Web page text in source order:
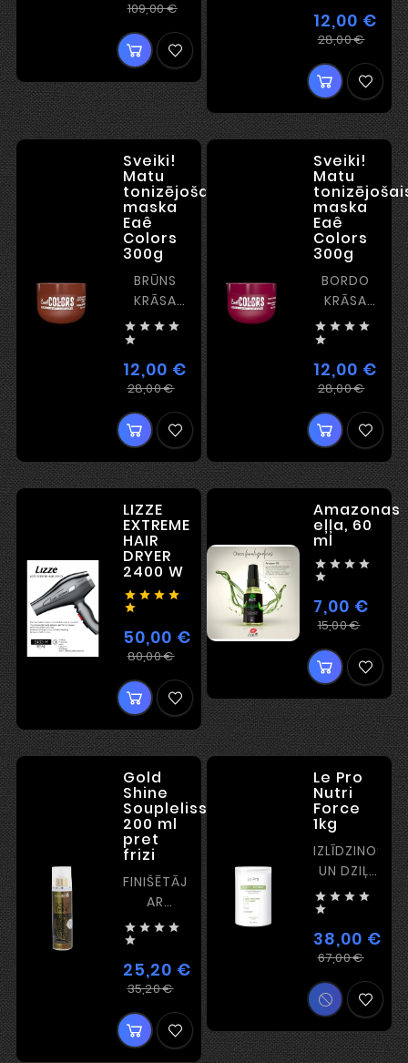
109,00 €
Ierastā
cena
Cena
NEDĒĻAS
12,00 €
28,00 €
cena
Sveiki!
Matu
tonizējošais
maska
Eaê
Colors
300g
BRŪNS
KRĀSA
EFEKTS
2.5 - 4
NEDĒĻAS
   

12,00 €
28,00 €
Ierastā
cena
Cena
Sveiki!
Matu
maska
Eaê
Colors
300g
BORDO
KRĀSA
EFEKTS
2.5 - 4
NEDĒĻAS
   

12,00 €
28,00 €
cena
LIZZE
EXTREME
HAIR
DRYER
2400 W
   

50,00 €
80,00 €
Ierastā
cena
Cena
Amazonas
eļļa, 60
ml
   

7,00 €
15,00 €
cena
Cena
Gold
Shine
Soupleliss
200 ml
pret
frizi
FINIŠĒTĀJS
AR
AIZSARGPLĒVĪTES
EFEKTU
   

25,20 €
35,20 €
Ierastā
cena
Cena
Le Pro
Nutri
Force
1kg
IZLĪDZINOŠA
UN DZIĻI
BAROJOŠA
MASKA
   

38,00 €
67,00 €
cena
Cena